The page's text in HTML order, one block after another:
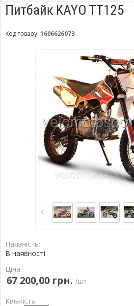
Питбайк KAYO TT125
Код товару: 1606626073
Наявність:
В наявності
Ціна :
67 200,00 грн. /шт
Кількість: